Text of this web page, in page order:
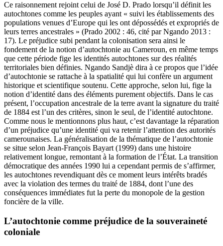
Ce raisonnement rejoint celui de José D. Prado lorsqu’il définit les
autochtones comme les peuples ayant « suivi les établissements des
populations venues d’Europe qui les ont dépossédés et expropriés de
leurs terres ancestrales » (Prado 2002 : 46, cité par Ngando 2013 :
17). Le préjudice subi pendant la colonisation sera ainsi le
fondement de la notion d’autochtonie au Cameroun, en même temps
que cette période fige les identités autochtones sur des réalités
territoriales bien définies. Ngando Sandjè dira à ce propos que l’idée
d’autochtonie se rattache à la spatialité qui lui confère un argument
historique et scientifique soutenu. Cette approche, selon lui, fige la
notion d’identité dans des éléments purement objectifs. Dans le cas
présent, l’occupation ancestrale de la terre avant la signature du traité
de 1884 est l’un des critères, sinon le seul, de l’identité autochtone.
Comme nous le mentionnons plus haut, c’est davantage la réparation
d’un préjudice qu’une identité qui va retenir l’attention des autorités
camerounaises. La généralisation de la thématique de l’autochtonie
se situe selon Jean-François Bayart (1999) dans une histoire
relativement longue, remontant à la formation de l’État. La transition
démocratique des années 1990 lui a cependant permis de s’affirmer,
les autochtones revendiquant dès ce moment leurs intérêts bradés
avec la violation des termes du traité de 1884, dont l’une des
conséquences immédiates fut la perte du monopole de la gestion
foncière de la ville.
L’autochtonie comme préjudice de la souveraineté
coloniale